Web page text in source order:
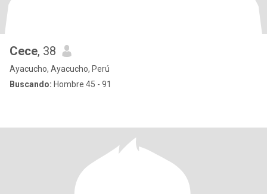
Cece, 38
Ayacucho, Ayacucho, Perú
Buscando: Hombre 45 - 91